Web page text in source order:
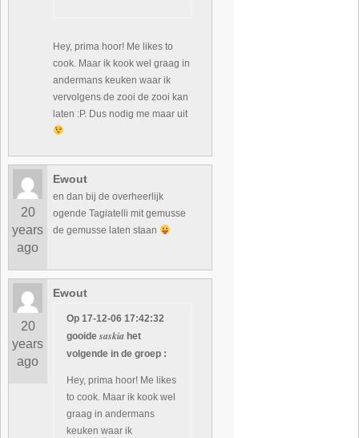
Hey, prima hoor! Me likes to
cook. Maar ik kook wel graag in
andermans keuken waar ik
vervolgens de zooi de zooi kan
laten :P. Dus nodig me maar uit
20
years
ago
Ewout
en dan bij de overheerlijk
ogende Tagiatelli mit gemusse
de gemusse laten staan
20
years
ago
Ewout
Op 17-12-06 17:42:32
gooidesaskia het
volgende in de groep :
Hey, prima hoor! Me likes
to cook. Maar ik kook wel
graag in andermans
keuken waar ik